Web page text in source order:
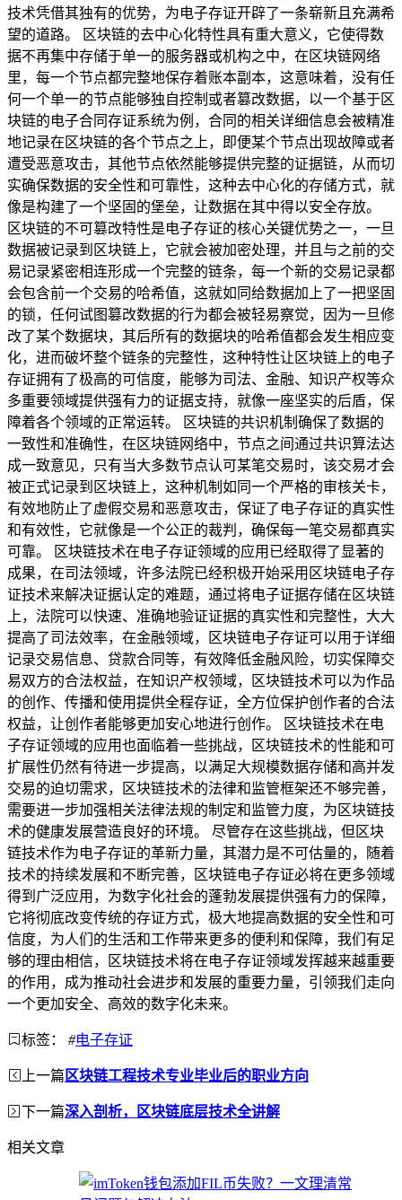
技术凭借其独有的优势，为电子存证开辟了一条崭新且充满希
望的道路。 区块链的去中心化特性具有重大意义，它使得数
据不再集中存储于单一的服务器或机构之中，在区块链网络
里，每一个节点都完整地保存着账本副本，这意味着，没有任
何一个单一的节点能够独自控制或者篡改数据，以一个基于区
块链的电子合同存证系统为例，合同的相关详细信息会被精准
地记录在区块链的各个节点之上，即便某个节点出现故障或者
遭受恶意攻击，其他节点依然能够提供完整的证据链，从而切
实确保数据的安全性和可靠性，这种去中心化的存储方式，就
像是构建了一个坚固的堡垒，让数据在其中得以安全存放。
区块链的不可篡改特性是电子存证的核心关键优势之一，一旦
数据被记录到区块链上，它就会被加密处理，并且与之前的交
易记录紧密相连形成一个完整的链条，每一个新的交易记录都
会包含前一个交易的哈希值，这就如同给数据加上了一把坚固
的锁，任何试图篡改数据的行为都会被轻易察觉，因为一旦修
改了某个数据块，其后所有的数据块的哈希值都会发生相应变
化，进而破坏整个链条的完整性，这种特性让区块链上的电子
存证拥有了极高的可信度，能够为司法、金融、知识产权等众
多重要领域提供强有力的证据支持，就像一座坚实的后盾，保
障着各个领域的正常运转。 区块链的共识机制确保了数据的
一致性和准确性，在区块链网络中，节点之间通过共识算法达
成一致意见，只有当大多数节点认可某笔交易时，该交易才会
被正式记录到区块链上，这种机制如同一个严格的审核关卡，
有效地防止了虚假交易和恶意攻击，保证了电子存证的真实性
和有效性，它就像是一个公正的裁判，确保每一笔交易都真实
可靠。 区块链技术在电子存证领域的应用已经取得了显著的
成果，在司法领域，许多法院已经积极开始采用区块链电子存
证技术来解决证据认定的难题，通过将电子证据存储在区块链
上，法院可以快速、准确地验证证据的真实性和完整性，大大
提高了司法效率，在金融领域，区块链电子存证可以用于详细
记录交易信息、贷款合同等，有效降低金融风险，切实保障交
易双方的合法权益，在知识产权领域，区块链技术可以为作品
的创作、传播和使用提供全程存证，全方位保护创作者的合法
权益，让创作者能够更加安心地进行创作。 区块链技术在电
子存证领域的应用也面临着一些挑战，区块链技术的性能和可
扩展性仍然有待进一步提高，以满足大规模数据存储和高并发
交易的迫切需求，区块链技术的法律和监管框架还不够完善，
需要进一步加强相关法律法规的制定和监管力度，为区块链技
术的健康发展营造良好的环境。 尽管存在这些挑战，但区块
链技术作为电子存证的革新力量，其潜力是不可估量的，随着
技术的持续发展和不断完善，区块链电子存证必将在更多领域
得到广泛应用，为数字化社会的蓬勃发展提供强有力的保障，
它将彻底改变传统的存证方式，极大地提高数据的安全性和可
信度，为人们的生活和工作带来更多的便利和保障，我们有足
够的理由相信，区块链技术将在电子存证领域发挥越来越重要
的作用，成为推动社会进步和发展的重要力量，引领我们走向
一个更加安全、高效的数字化未来。
标签： #电子存证
上一篇 区块链工程技术专业毕业后的职业方向
下一篇深入剖析，区块链底层技术全讲解
相关文章